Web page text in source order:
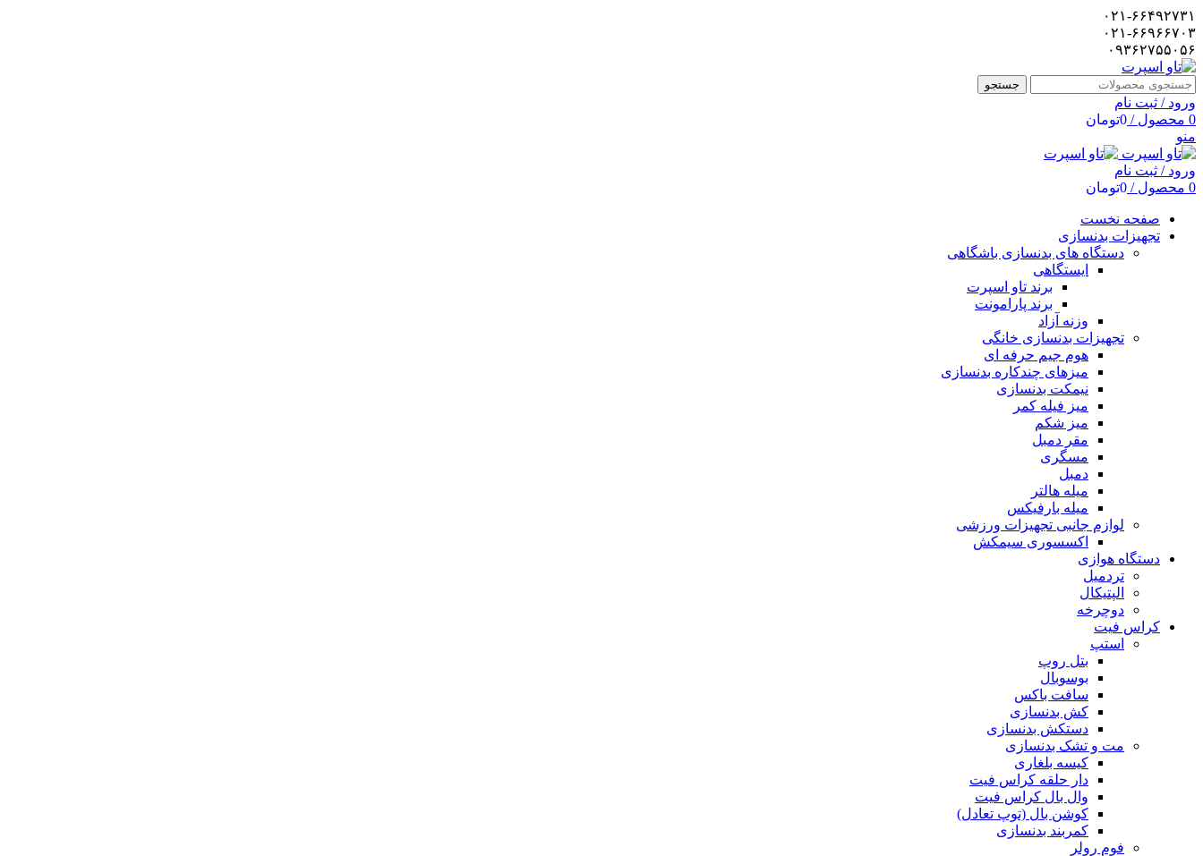
۰۲۱-۶۶۴۹۲۷۳۱
۰۲۱-۶۶۹۶۶۷۰۳
۰۹۳۶۲۷۵۵۰۵۶
جستجو
ورود / ثبت نام
0 محصول / تومان0
منو
ورود / ثبت نام
0 محصول / تومان0
صفحه نخست
تجهیزات بدنسازی
دستگاه های بدنسازی باشگاهی
ایستگاهی
برند تاو اسپرت
برند پارامونت
وزنه آزاد
تجهیزات بدنسازی خانگی
هوم جیم حرفه ای
میزهای چندکاره بدنسازی
نیمکت بدنسازی
میز فیله کمر
میز شکم
مقر دمبل
مسگری
دمبل
میله هالتر
میله بارفیکس
لوازم جانبی تجهیزات ورزشی
اکسسوری سیمکش
دستگاه هوازی
تردمیل
الپتیکال
دوچرخه
کراس فیت
استپ
بتل روپ
بوسوبال
سافت باکس
کش بدنسازی
دستکش بدنسازی
مت و تشک بدنسازی
کیسه بلغاری
دار حلقه کراس فیت
وال بال کراس فیت
کوشن بال (توپ تعادل)
کمربند بدنسازی
فوم رولر